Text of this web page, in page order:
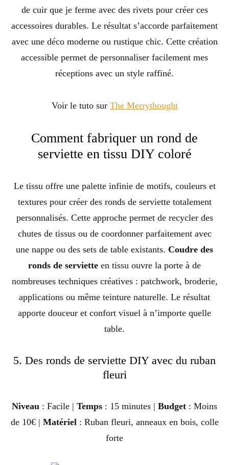
de cuir que je ferme avec des rivets pour créer ces
accessoires durables. Le résultat s’accorde parfaitement
avec une déco moderne ou rustique chic. Cette création
accessible permet de personnaliser facilement mes
réceptions avec un style raffiné.
Voir le tuto sur The Merrythought
Comment fabriquer un rond de
serviette en tissu DIY coloré
Le tissu offre une palette infinie de motifs, couleurs et
textures pour créer des ronds de serviette totalement
personnalisés. Cette approche permet de recycler des
chutes de tissus ou de coordonner parfaitement avec
une nappe ou des sets de table existants. Coudre des
ronds de serviette en tissu ouvre la porte à de
nombreuses techniques créatives : patchwork, broderie,
applications ou même teinture naturelle. Le résultat
apporte douceur et confort visuel à n’importe quelle
table.
5. Des ronds de serviette DIY avec du ruban
fleuri
Niveau : Facile | Temps : 15 minutes | Budget : Moins
de 10€ | Matériel: Ruban fleuri, anneaux en bois, colle
forte